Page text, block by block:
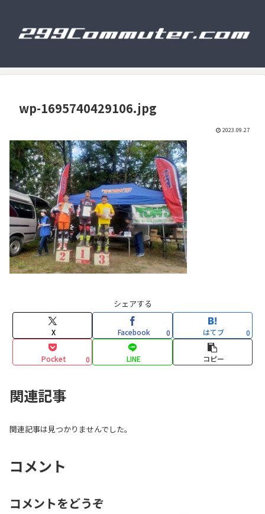
wp-1695740429106.jpg
2023.09.27
シェアする
X Facebook 0 はてブ 0
Pocket 0 LINE コピー
関連記事
関連記事は見つかりませんでした。
コメント
コメントをどうぞ